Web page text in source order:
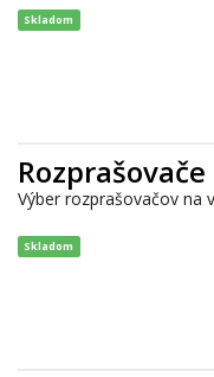
Skladom
Rozprašovače
Výber rozprašovačov na
Skladom